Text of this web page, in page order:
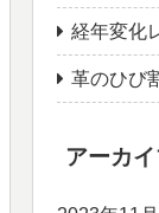
経年変化
革のひび
アーカ